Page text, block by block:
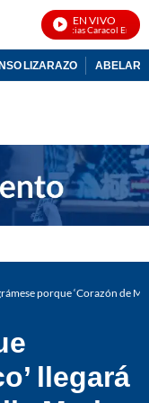
EN VIVO
Noticias Caracol En Vivo
LIZARAZO
porque ‘Corazón de
llegará